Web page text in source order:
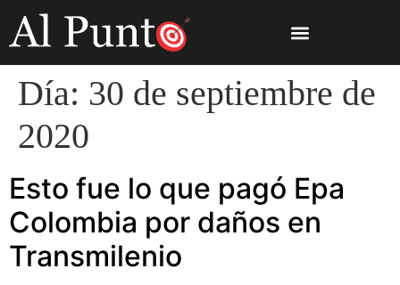
Día: 30 de septiembre de
2020
Esto fue lo que pagó Epa
Colombia por daños en
Transmilenio